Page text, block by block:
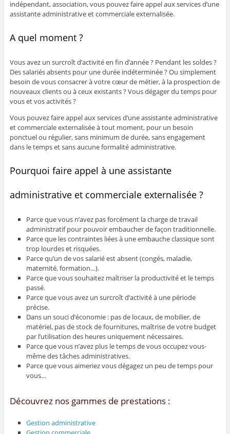
indépendant, association, vous pouvez faire appel aux services d’une
assistante administrative et commerciale externalisée.
A quel moment ?
Vous avez un surcroît d’activité en fin d’année ? Pendant les soldes ?
Des salariés absents pour une durée indéterminée ? Ou simplement
besoin de vous consacrer à votre cœur de métier, à la prospection de
nouveaux clients ou à ceux existants ? Vous dégager du temps pour
vous et vos activités ?
Vous pouvez faire appel aux services d’une assistante administrative
et commerciale externalisée à tout moment, pour un besoin
ponctuel ou régulier, sans minimum de durée, sans engagement
dans le temps et sans aucune formalité administrative.
Pourquoi faire appel à une assistante
administrative et commerciale externalisée ?
Parce que vous n’avez pas forcément la charge de travail
administratif pour pouvoir embaucher de façon traditionnelle.
Parce que les contraintes liées à une embauche classique sont
trop lourdes et risquées.
Parce qu’un de vos salarié est absent (congés, maladie,
maternité, formation…).
Parce que vous souhaitez maîtriser la productivité et le temps
passé.
Parce que vous avez un surcroît d’activité à une période
précise.
Dans un souci d’économie : pas de locaux, de mobilier, de
matériel, pas de stock de fournitures, maîtrise de votre budget
par l’utilisation des heures uniquement nécessaires.
Parce que vous n’avez plus le temps de vous occupez vous-
même des tâches administratives.
Parce que vous aimeriez vous dégagez un peu de temps pour
vous…
Découvrez nos gammes de prestations :
Gestion administrative